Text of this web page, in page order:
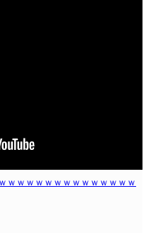
ｗｗｗｗｗｗｗｗｗｗｗｗｗｗ